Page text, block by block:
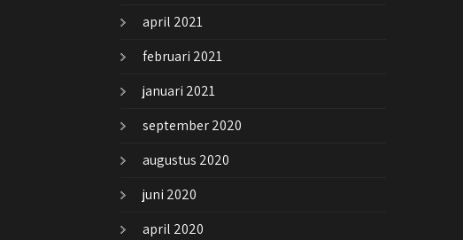
april 2021
februari 2021
januari 2021
september 2020
augustus 2020
juni 2020
april 2020